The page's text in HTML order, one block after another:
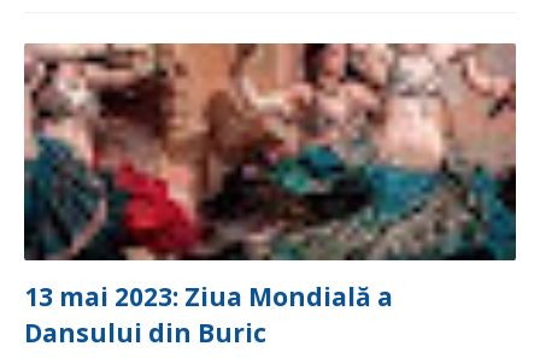
13 mai 2023: Ziua Mondială a
Dansului din Buric